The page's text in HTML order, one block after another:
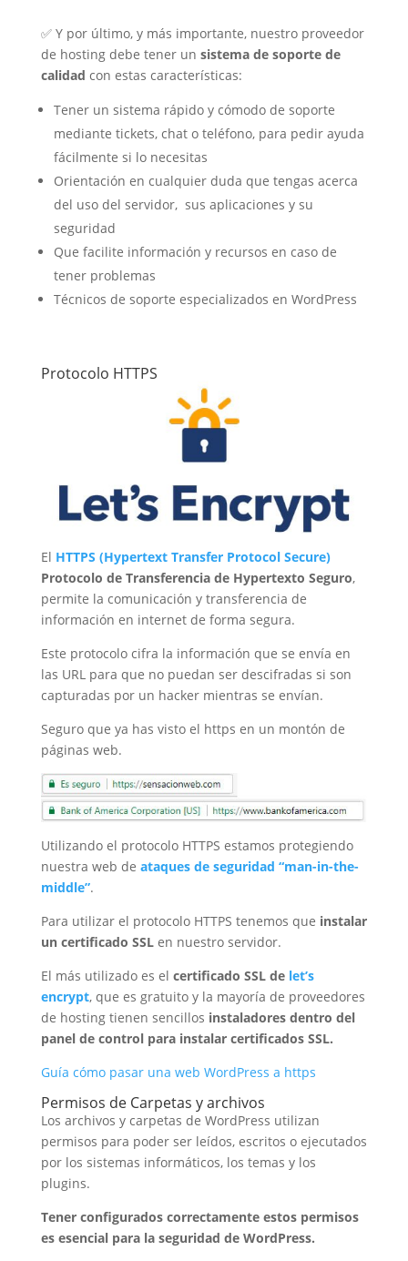
✅ Y por último, y más importante, nuestro proveedor
de hosting debe tener un sistema de soporte de
calidad con estas características:
Tener un sistema rápido y cómodo de soporte
mediante tickets, chat o teléfono, para pedir ayuda
fácilmente si lo necesitas
Orientación en cualquier duda que tengas acerca
del uso del servidor, sus aplicaciones y su
seguridad
Que facilite información y recursos en caso de
tener problemas
Técnicos de soporte especializados en WordPress
Protocolo HTTPS
El HTTPS (Hypertext Transfer Protocol Secure)
Protocolo de Transferencia de Hypertexto Seguro,
permite la comunicación y transferencia de
información en internet de forma segura.
Este protocolo cifra la información que se envía en
las URL para que no puedan ser descifradas si son
capturadas por un hacker mientras se envían.
Seguro que ya has visto el https en un montón de
páginas web.
Utilizando el protocolo HTTPS estamos protegiendo
nuestra web de ataques de seguridad “man-in-the-
middle”.
Para utilizar el protocolo HTTPS tenemos que instalar
un certificado SSLen nuestro servidor.
El más utilizado es el certificado SSL de let’s
encrypt, que es gratuito y la mayoría de proveedores
de hosting tienen sencillos instaladores dentro del
panel de control para instalar certificados SSL.
Guía cómo pasar una web WordPress a https
Permisos de Carpetas y archivos
Los archivos y carpetas de WordPress utilizan
permisos para poder ser leídos, escritos o ejecutados
por los sistemas informáticos, los temas y los
plugins.
Tener configurados correctamente estos permisos
es esencial para la seguridad de WordPress.